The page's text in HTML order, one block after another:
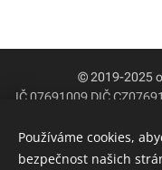
© 2019-2025
IČ 07691009 DIČ
OPTIKA /
Používáme cookies,
bezpečnost našich